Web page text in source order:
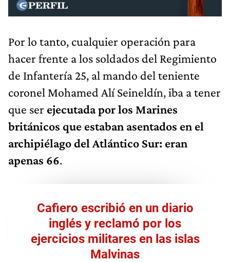
Por lo tanto, cualquier operación para
hacer frente a los soldados del Regimiento
de Infantería 25, al mando del teniente
coronel Mohamed Alí Seineldín, iba a tener
que ser ejecutada por los Marines
británicos que estaban asentados en el
archipiélago del Atlántico Sur: eran
apenas 66.
Cafiero escribió en un diario
inglés y reclamó por los
ejercicios militares en las islas
Malvinas